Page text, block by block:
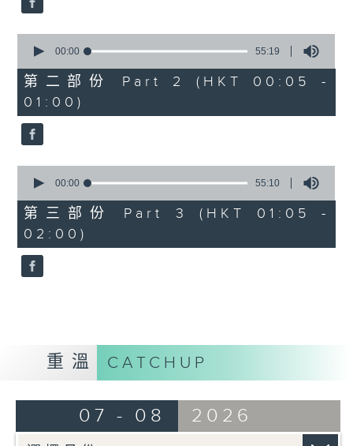
seconds
55
minutes,
19
seconds
00:00 55:19
第二部份 Part 2 (HKT 00:05 -
01:00)
seconds
55
minutes,
10
seconds
00:00 55:10
第三部份 Part 3 (HKT 01:05 -
02:00)
重溫 CATCHUP
07 - 08 2026